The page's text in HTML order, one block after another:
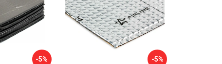
-5% -5%